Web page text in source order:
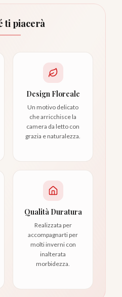
ti piacerà
Design Floreale
Un motivo delicato
che arricchisce la
camera da letto con
grazia e naturalezza.
Qualità Duratura
Realizzata per
accompagnarti per
molti inverni con
inalterata
morbidezza.